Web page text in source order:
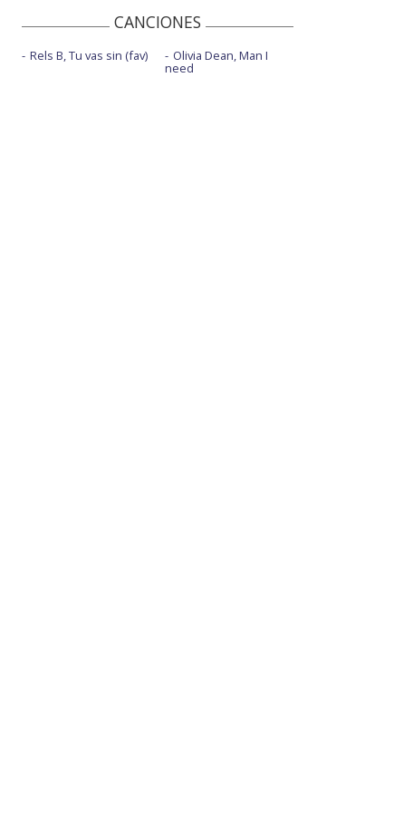
CANCIONES
Rels B, Tu vas sin (fav) Olivia Dean, Man I
need